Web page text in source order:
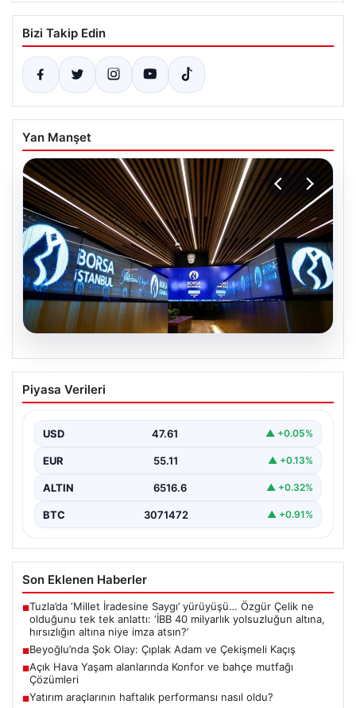
Bizi Takip Edin
Yan Manşet
Yatırım araçlarının haftalık performansı
nasıl oldu?
Piyasa Verileri
USD 47.61 ▲ +0.05%
EUR 55.11 ▲ +0.13%
ALTIN 6516.6 ▲ +0.32%
BTC 3071472 ▲ +0.91%
Son Eklenen Haberler
■Tuzla’da ‘Millet İradesine Saygı’ yürüyüşü… Özgür Çelik ne
olduğunu tek tek anlattı: ‘İBB 40 milyarlık yolsuzluğun altına,
hırsızlığın altına niye imza atsın?’
■Beyoğlu’nda Şok Olay: Çıplak Adam ve Çekişmeli Kaçış
■Açık Hava Yaşam alanlarında Konfor ve bahçe mutfağı
Çözümleri
■Yatırım araçlarının haftalık performansı nasıl oldu?